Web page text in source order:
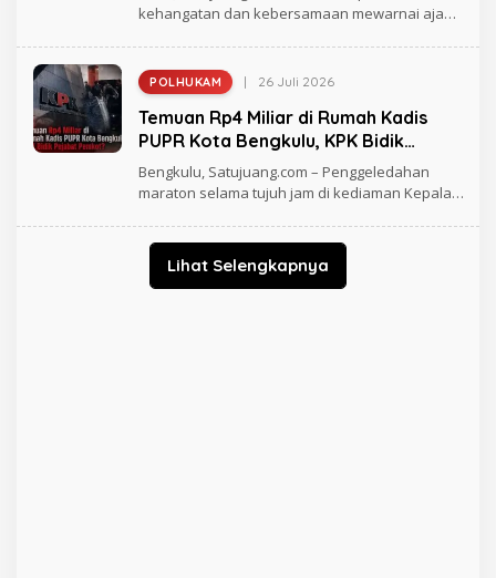
N
L
N
kehangatan dan kebersamaan mewarnai ajang
Temuan Rp4 Miliar di Rumah Kadis
PUPR Kota Bengkulu, KPK Bidik
Pejabat Pemkot?
POLHUKAM | 26 Juli 2026
O
E
H
R
A
G
H
A
Bengkulu, Satujuang.com – Penggeledahan
maraton selama tujuh jam di kediaman Kepala
Lihat Selengkapnya